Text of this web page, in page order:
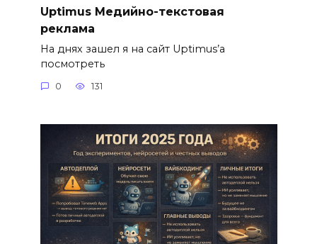
Uptimus Медийно-текстовая
реклама
На днях зашел я на сайт Uptimus’а
посмотреть
0 131